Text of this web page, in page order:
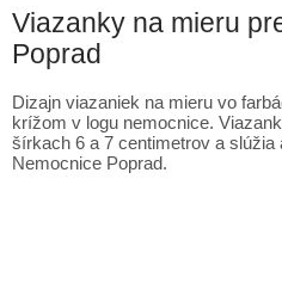
Viazanky na mieru
Poprad
Dizajn viazaniek na mieru vo
krížom v logu nemocnice.
šírkach 6 a 7 centimetrov a
Nemocnice Poprad.